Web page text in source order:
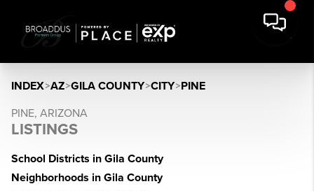
INDEX>AZ>GILA COUNTY>CITY>PINE
PINE, ARIZONA
LISTINGS
School Districts in Gila County
Neighborhoods in Gila County